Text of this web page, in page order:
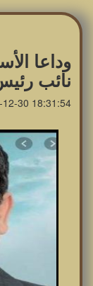
وداعا
نائب
30 18:31:54